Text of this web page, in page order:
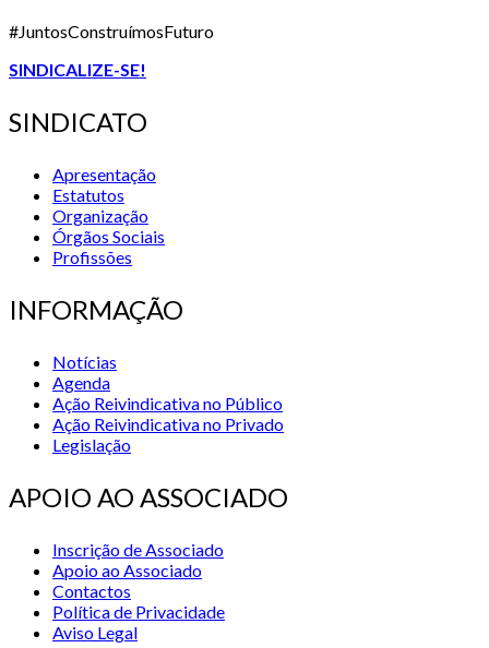
#JuntosConstruímosFuturo
SINDICALIZE-SE!
SINDICATO
Apresentação
Estatutos
Organização
Órgãos Sociais
Profissões
INFORMAÇÃO
Notícias
Agenda
Ação Reivindicativa no Público
Ação Reivindicativa no Privado
Legislação
APOIO AO ASSOCIADO
Inscrição de Associado
Apoio ao Associado
Contactos
Política de Privacidade
Aviso Legal